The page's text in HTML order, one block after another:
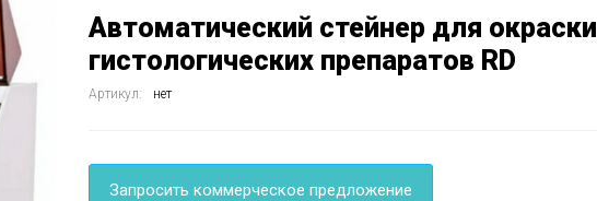
Автоматический стейнер для окраски
гистологических препаратов RD
Артикул: нет
Запросить коммерческое предложение